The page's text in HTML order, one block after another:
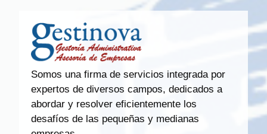
Somos una firma de servicios integrada por
expertos de diversos campos, dedicados a
abordar y resolver eficientemente los
desafíos de las pequeñas y medianas